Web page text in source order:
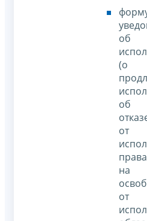
об
(о
об
от
права
на
от